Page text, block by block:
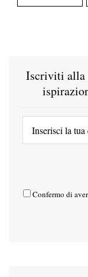
Iscriviti alla
Confermo di